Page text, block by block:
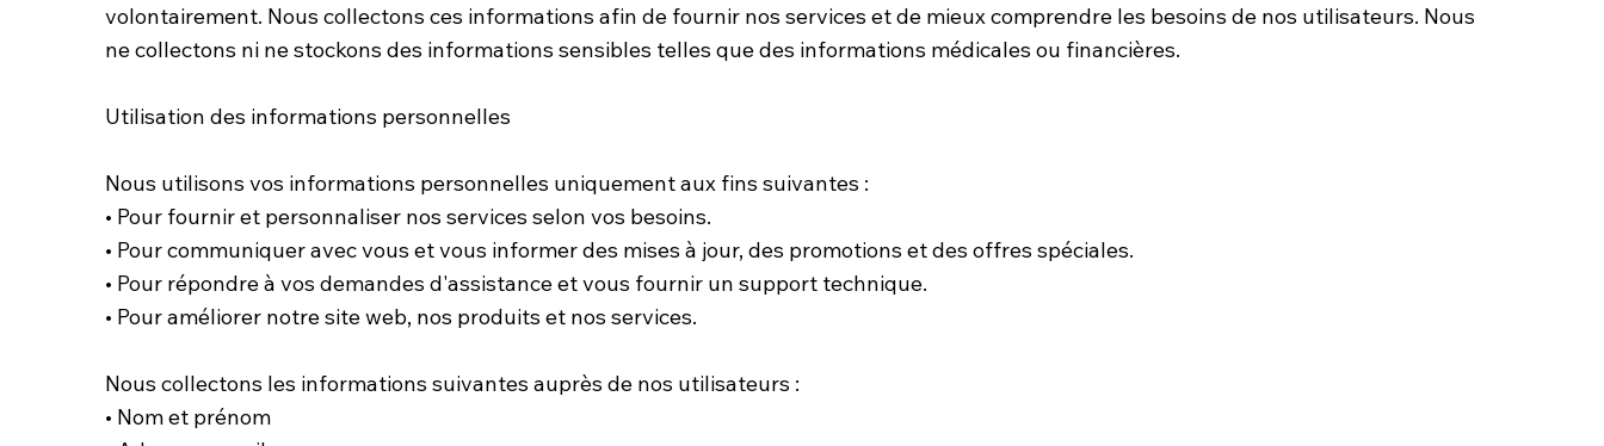
volontairement. Nous collectons ces informations afin de fournir nos services et de mieux comprendre les besoins de nos utilisateurs. Nous
ne collectons ni ne stockons des informations sensibles telles que des informations médicales ou financières.
Utilisation des informations personnelles
Nous utilisons vos informations personnelles uniquement aux fins suivantes :
• Pour fournir et personnaliser nos services selon vos besoins.
• Pour communiquer avec vous et vous informer des mises à jour, des promotions et des offres spéciales.
• Pour répondre à vos demandes d'assistance et vous fournir un support technique.
• Pour améliorer notre site web, nos produits et nos services.
Nous collectons les informations suivantes auprès de nos utilisateurs :
• Nom et prénom